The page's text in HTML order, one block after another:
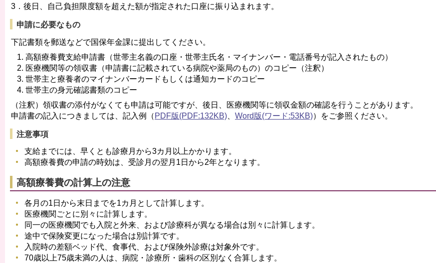
3．後日、自己負担限度額を超えた額が指定された口座に振り込まれます。
申請に必要なもの
下記書類を郵送などで国保年金課に提出してください。
高額療養費支給申請書（世帯主名義の口座・世帯主氏名・マイナンバー・電話番号が記入されたもの）
医療機関等の領収書（申請書に記載されている病院や薬局のもの）のコピー（注釈）
世帯主と療養者のマイナンバーカードもしくは通知カードのコピー
世帯主の身元確認書類のコピー
（注釈）領収書の添付がなくても申請は可能ですが、後日、医療機関等に領収金額の確認を行うことがあります。
申請書の記入につきましては、記入例（ PDF版(PDF:132KB) Word版(ワード:53KB)）をご参照ください。
注意事項
支給までには、早くとも診療月から3カ月以上かかります。
高額療養費の申請の時効は、受診月の翌月1日から2年となります。
高額療養費の計算上の注意
各月の1日から末日までを1カ月として計算します。
医療機関ごとに別々に計算します。
同一の医療機関でも入院と外来、および診療科が異なる場合は別々に計算します。
途中で保険変更になった場合は別計算です。
入院時の差額ベッド代、食事代、および保険外診療は対象外です。
70歳以上75歳未満の人は、病院・診療所・歯科の区別なく合算します。